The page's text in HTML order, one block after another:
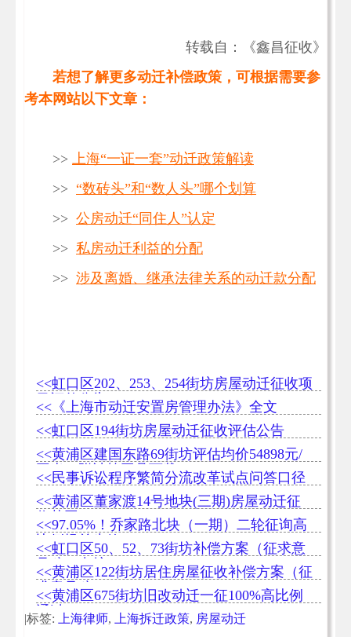
转载自：《鑫昌征收》
若想了解更多动迁补偿政策，可根据需要参
考本网站以下文章：
>>
上海“一证一套”动迁政策解读
>> “数砖头”和“数人头”哪个划算
>> 公房动迁“同住人”认定
>> 私房动迁利益的分配
>> 涉及离婚、继承法律关系的动迁款分配
<<虹口区202、253、254街坊房屋动迁征收项
目评估公告
<<《上海市动迁安置房管理办法》全文
<<虹口区194街坊房屋动迁征收评估公告
<<黄浦区建国东路69街坊评估均价54898元/
平米（附计算工具下载）
<<民事诉讼程序繁简分流改革试点问答口径
（一）
<<黄浦区董家渡14号地块(三期)房屋动迁征
收范围
<<97.05%！乔家路北块（一期）二轮征询高
比例提前生效
<<虹口区50、52、73街坊补偿方案（征求意
见稿）出炉
<<黄浦区122街坊居住房屋征收补偿方案（征
求意见稿）
<<黄浦区675街坊旧改动迁一征100%高比例
通过
|标签: 上海律师, 上海拆迁政策, 房屋动迁